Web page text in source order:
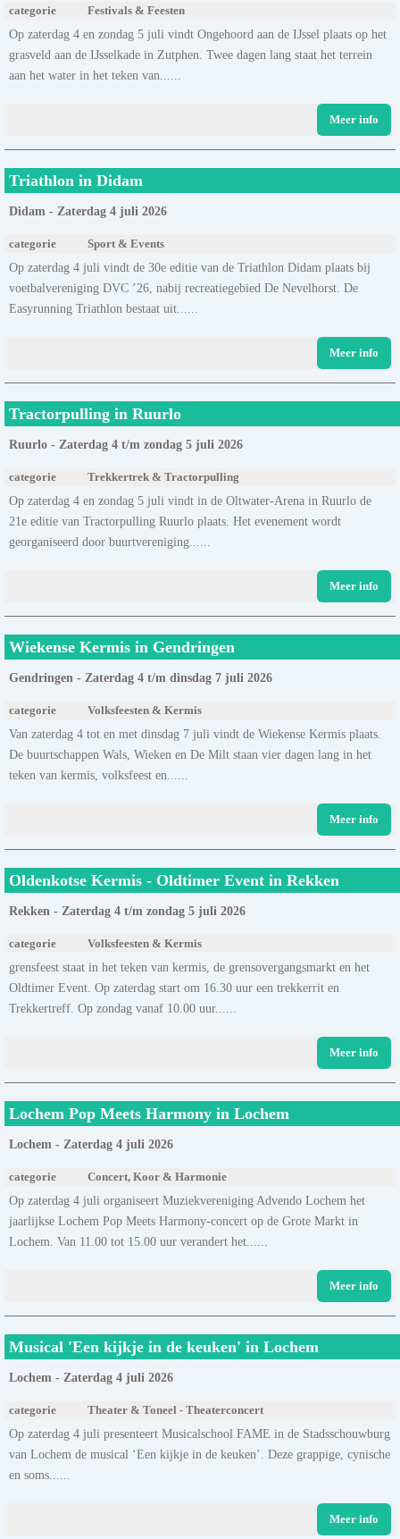
categorie Festivals & Feesten
Op zaterdag 4 en zondag 5 juli vindt Ongehoord aan de IJssel plaats op het
grasveld aan de IJsselkade in Zutphen. Twee dagen lang staat het terrein
aan het water in het teken van......
Meer info
Triathlon in Didam
Didam - Zaterdag 4 juli 2026
categorie Sport & Events
Op zaterdag 4 juli vindt de 30e editie van de Triathlon Didam plaats bij
voetbalvereniging DVC ’26, nabij recreatiegebied De Nevelhorst. De
Easyrunning Triathlon bestaat uit......
Meer info
Tractorpulling in Ruurlo
Ruurlo - Zaterdag 4 t/m zondag 5 juli 2026
categorie Trekkertrek & Tractorpulling
Op zaterdag 4 en zondag 5 juli vindt in de Oltwater-Arena in Ruurlo de
21e editie van Tractorpulling Ruurlo plaats. Het evenement wordt
georganiseerd door buurtvereniging......
Meer info
Wiekense Kermis in Gendringen
Gendringen - Zaterdag 4 t/m dinsdag 7 juli 2026
categorie Volksfeesten & Kermis
Van zaterdag 4 tot en met dinsdag 7 juli vindt de Wiekense Kermis plaats.
De buurtschappen Wals, Wieken en De Milt staan vier dagen lang in het
teken van kermis, volksfeest en......
Meer info
Oldenkotse Kermis - Oldtimer Event in Rekken
Rekken - Zaterdag 4 t/m zondag 5 juli 2026
categorie Volksfeesten & Kermis
grensfeest staat in het teken van kermis, de grensovergangsmarkt en het
Oldtimer Event. Op zaterdag start om 16.30 uur een trekkerrit en
Trekkertreff. Op zondag vanaf 10.00 uur......
Meer info
Lochem Pop Meets Harmony in Lochem
Lochem - Zaterdag 4 juli 2026
categorie Concert, Koor & Harmonie
Op zaterdag 4 juli organiseert Muziekvereniging Advendo Lochem het
jaarlijkse Lochem Pop Meets Harmony-concert op de Grote Markt in
Lochem. Van 11.00 tot 15.00 uur verandert het......
Meer info
Musical 'Een kijkje in de keuken' in Lochem
Lochem - Zaterdag 4 juli 2026
categorie Theater & Toneel - Theaterconcert
Op zaterdag 4 juli presenteert Musicalschool FAME in de Stadsschouwburg
van Lochem de musical ‘Een kijkje in de keuken’. Deze grappige, cynische
en soms......
Meer info